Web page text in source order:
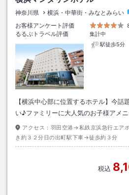
神奈川県 横浜・中華街・みなとみらい
お客様アンケート評価
るるぶトラベル評価
集計中
駅徒歩5分
【横浜中心部に位置するホテル】今話
い♪ファミリーに大人気のお子様アメ
アクセス： 羽田空港→私鉄京浜急行エア
き約３２分日の出町駅下車→徒歩約３分
税込